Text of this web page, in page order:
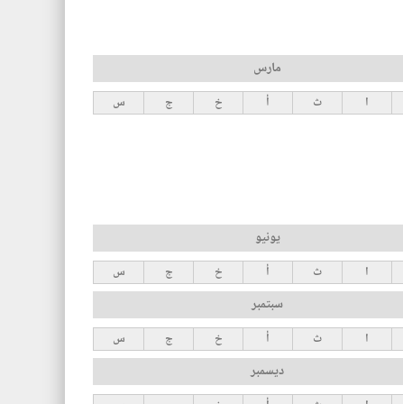
مارس
ا ث أ خ ج س
يونيو
ا ث أ خ ج س
سبتمبر
ا ث أ خ ج س
ديسمبر